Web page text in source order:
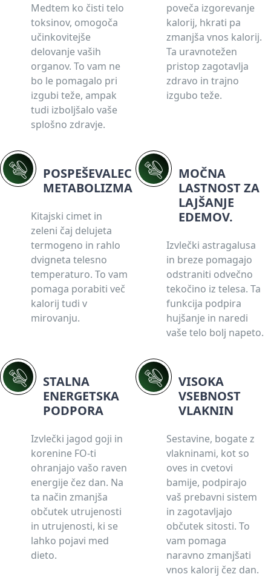
Medtem ko čisti telo
toksinov, omogoča
učinkovitejše
delovanje vaših
organov. To vam ne
bo le pomagalo pri
izgubi teže, ampak
tudi izboljšalo vaše
splošno zdravje.
poveča izgorevanje
kalorij, hkrati pa
zmanjša vnos kalorij.
Ta uravnotežen
pristop zagotavlja
zdravo in trajno
izgubo teže.
POSPEŠEVALEC
METABOLIZMA
Kitajski cimet in
zeleni čaj delujeta
termogeno in rahlo
dvigneta telesno
temperaturo. To vam
pomaga porabiti več
kalorij tudi v
mirovanju.
MOČNA
LASTNOST ZA
LAJŠANJE
EDEMOV.
Izvlečki astragalusa
in breze pomagajo
odstraniti odvečno
tekočino iz telesa. Ta
funkcija podpira
hujšanje in naredi
vaše telo bolj napeto.
STALNA
ENERGETSKA
PODPORA
Izvlečki jagod goji in
korenine FO-ti
ohranjajo vašo raven
energije čez dan. Na
ta način zmanjša
občutek utrujenosti
in utrujenosti, ki se
lahko pojavi med
dieto.
VISOKA
VSEBNOST
VLAKNIN
Sestavine, bogate z
vlakninami, kot so
oves in cvetovi
bamije, podpirajo
vaš prebavni sistem
in zagotavljajo
občutek sitosti. To
vam pomaga
naravno zmanjšati
vnos kalorij čez dan.